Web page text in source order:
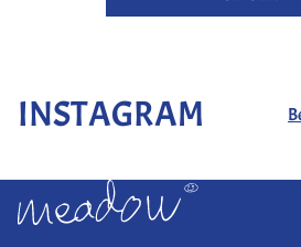
New Balances langvarige arv.
INSTAGRAM